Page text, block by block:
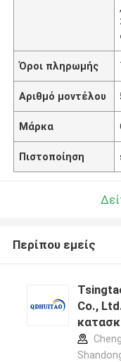
,
Όροι πληρωμής
Αριθμό μοντέλου
Μάρκα
Πιστοποίηση
Περίπου εμείς
Co.,